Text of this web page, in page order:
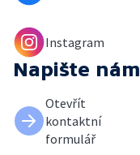
Instagram
Napište nám
Otevřít
kontaktní
formulář